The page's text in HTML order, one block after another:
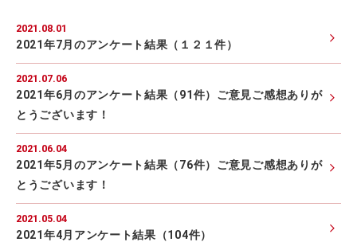
2021.08.01
2021年7月のアンケート結果（１２１件）
2021.07.06
2021年6月のアンケート結果（91件）ご意見ご感想ありが
とうございます！
2021.06.04
2021年5月のアンケート結果（76件）ご意見ご感想ありが
とうございます！
2021.05.04
2021年4月アンケート結果（104件）